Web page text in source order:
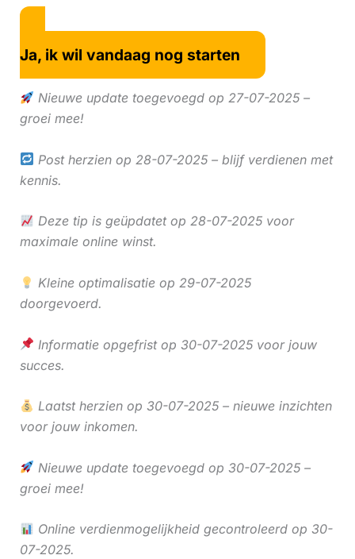
Ja, ik wil vandaag nog starten
Nieuwe update toegevoegd op 27-07-2025 –
groei mee!
Post herzien op 28-07-2025 – blijf verdienen met
kennis.
Deze tip is geüpdatet op 28-07-2025 voor
maximale online winst.
Kleine optimalisatie op 29-07-2025
doorgevoerd.
Informatie opgefrist op 30-07-2025 voor jouw
succes.
Laatst herzien op 30-07-2025 – nieuwe inzichten
voor jouw inkomen.
Nieuwe update toegevoegd op 30-07-2025 –
groei mee!
Online verdienmogelijkheid gecontroleerd op 30-
07-2025.